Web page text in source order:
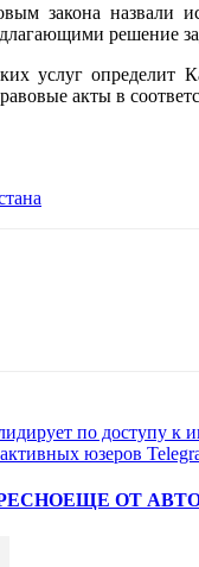
закона назвали
решение
услуг
акты в
по доступу к
юзеров
ЕЩЕ ОТ